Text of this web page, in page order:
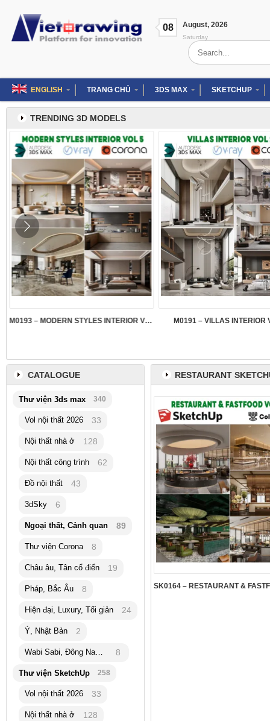
content
08 August, 2026
Saturday
Search
for:
ENGLISH TRANG CHỦ 3DS MAX SKETCHUP
TRENDING 3D MODELS
M0193 – MODERN STYLES INTERIOR VOL.5 M0191 – VILLAS INTERIOR
RESTAURANT
CATALOGUE
Thư viện 3ds max 340
Vol nội thất 2026 33
Nội thất nhà ở 128
Nội thất công trình 62
Đồ nội thất 43
3dSky 6
Ngoại thất, Cảnh quan 89
Thư viện Corona 8
Châu âu, Tân cổ điển 19
Pháp, Bắc Âu 8
Hiện đại, Luxury, Tối giản 24
Ý, Nhật Bản 2
Wabi Sabi, Đông Nam Á 8
Thư viện SketchUp 258
Vol nội thất 2026 33
Nội thất nhà ở 128